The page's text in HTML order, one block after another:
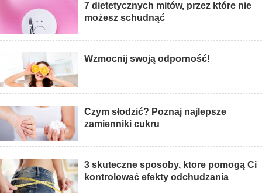
7 dietetycznych mitów, przez które nie
możesz schudnąć
Wzmocnij swoją odporność!
Czym słodzić? Poznaj najlepsze
zamienniki cukru
3 skuteczne sposoby, ktore pomogą Ci
kontrolować efekty odchudzania